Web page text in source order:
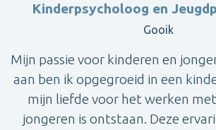
Kinderpsycholoog en
Gooik
Mijn passie voor kinderen en
aan ben ik opgegroeid in een
mijn liefde voor het werken
jongeren is ontstaan. Deze